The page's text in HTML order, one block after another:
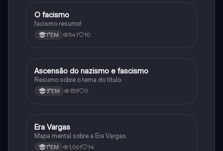
História
O facismo
facismo resumo!
1°EM 541 10
História
Ascensão do nazismo e fascismo
Resumo sobre o tema do título.
3°EM 159 0
História
Era Vargas
Mapa mental sobre a Era Vargas
1°EM 1,061 14